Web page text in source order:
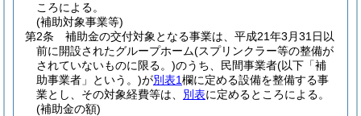
ころによる。
(補助対象事業等)
第2条
補助金の交付対象となる事業は、平成21年3月31日以
前に開設されたグループホーム(スプリンクラー等の整備が
されていないものに限る。)のうち、民間事業者(以下「補
助事業者」という。)が別表1欄に定める設備を整備する事
業とし、その対象経費等は、 別表に定めるところによる。
(補助金の額)